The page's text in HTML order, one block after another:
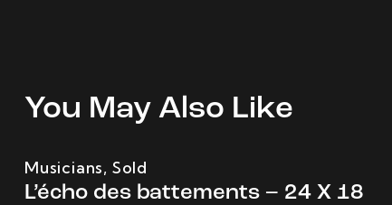
You May Also Like
Musicians, Sold
L’écho des battements – 24 X 18